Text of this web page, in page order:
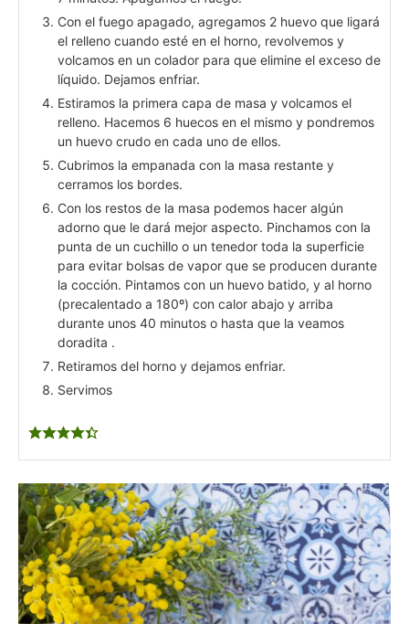
Con el fuego apagado, agregamos 2 huevo que ligará
el relleno cuando esté en el horno, revolvemos y
volcamos en un colador para que elimine el exceso de
líquido. Dejamos enfriar.
Estiramos la primera capa de masa y volcamos el
relleno. Hacemos 6 huecos en el mismo y pondremos
un huevo crudo en cada uno de ellos.
Cubrimos la empanada con la masa restante y
cerramos los bordes.
Con los restos de la masa podemos hacer algún
adorno que le dará mejor aspecto. Pinchamos con la
punta de un cuchillo o un tenedor toda la superficie
para evitar bolsas de vapor que se producen durante
la cocción. Pintamos con un huevo batido, y al horno
(precalentado a 180º) con calor abajo y arriba
durante unos 40 minutos o hasta que la veamos
doradita .
Retiramos del horno y dejamos enfriar.
Servimos